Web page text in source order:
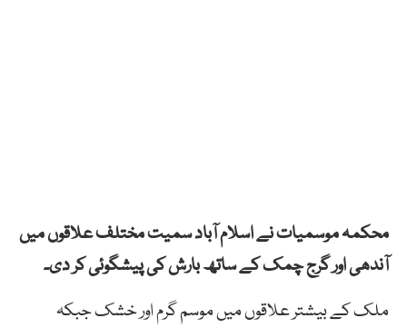
محکمہ موسمیات نے اسلام آباد سمیت مختلف علاقوں میں
آندھی اور گرج چمک کے ساتھ بارش کی پیشگوئی کر دی۔
ملک کے بیشتر علاقوں میں موسم گرم اور خشک جبکہ